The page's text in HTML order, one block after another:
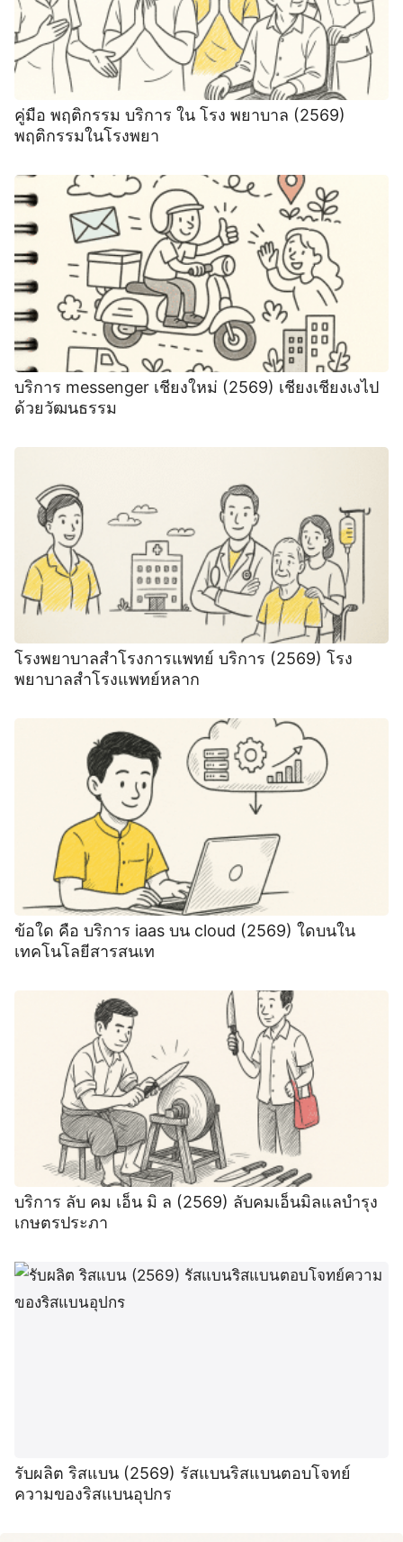
คู่มือ พฤติกรรม บริการ ใน โรง พยาบาล (2569)
พฤติกรรมในโรงพยา
บริการ messenger เชียงใหม่ (2569) เชียงเชียงเงไป
ด้วยวัฒนธรรม
โรงพยาบาลสำโรงการแพทย์ บริการ (2569) โรง
พยาบาลสำโรงแพทย์หลาก
ข้อใด คือ บริการ iaas บน cloud (2569) ใดบนใน
เทคโนโลยีสารสนเท
บริการ ลับ คม เอ็น มิ ล (2569) ลับคมเอ็นมิลแลบำรุง
เกษตรประภา
รับผลิต ริสแบน (2569) รัสแบนริสแบนตอบโจทย์
ความของริสแบนอุปกร